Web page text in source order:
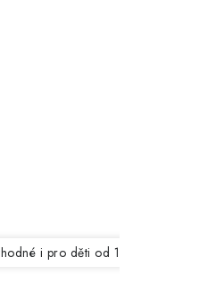
i pro děti od 12 let)